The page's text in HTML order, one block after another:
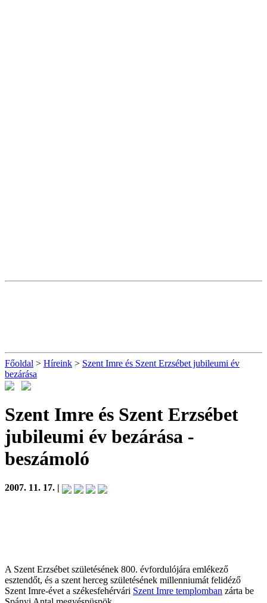
Főoldal > Híreink > Szent Imre és Szent Erzsébet jubileumi év
bezárása
Szent Imre és Szent Erzsébet
jubileumi év bezárása -
beszámoló
2007. 11. 17. |
A Szent Erzsébet születésének 800. évfordulójára emlékező
esztendőt, és a szent herceg születésének millenniumát felidéző
Szent Imre-évet a székesfehérvári Szent Imre templomban zárta be